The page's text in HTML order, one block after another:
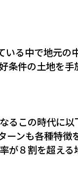
いる中で地元の
条件の土地を手
るこの時代に
ーンも各種特徴
が８割を超える